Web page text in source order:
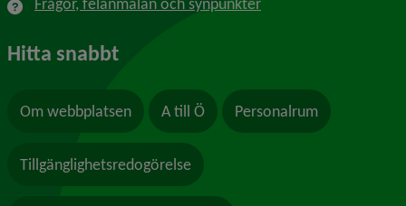
Hitta snabbt
Om webbplatsen A till Ö Personalrum
Tillgänglighetsredogörelse